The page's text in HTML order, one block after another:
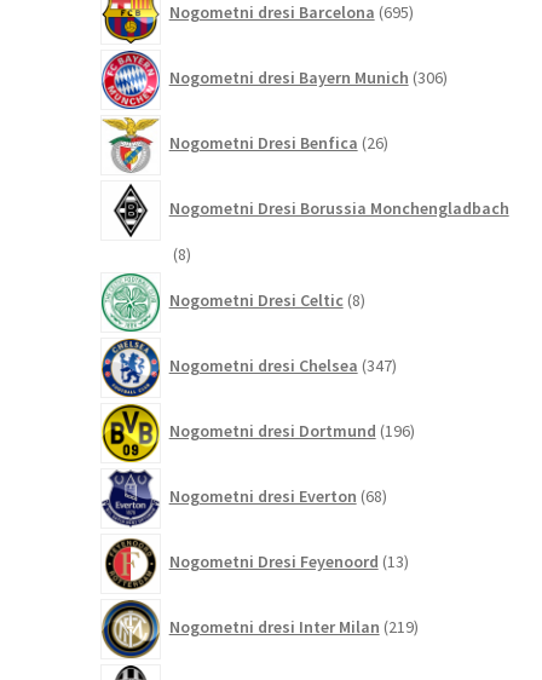
Nogometni dresi Barcelona 695izdelkov
Nogometni dresi Bayern Munich 306izdelkov
Nogometni Dresi Benfica 26izdelkov
Nogometni Dresi Borussia Monchengladbach
88
Nogometni Dresi Celtic 8izdelkov
Nogometni dresi Chelsea 347izdelkov
Nogometni dresi Dortmund 196izdelkov
Nogometni dresi Everton 68izdelkov
Nogometni Dresi Feyenoord 13izdelkov
Nogometni dresi Inter Milan 219izdelkov